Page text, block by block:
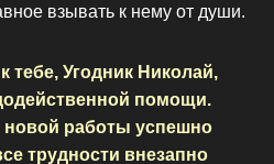
взывать к нему от души.
тебе, Угодник Николай,
помощи.
новой работы успешно
трудности внезапно